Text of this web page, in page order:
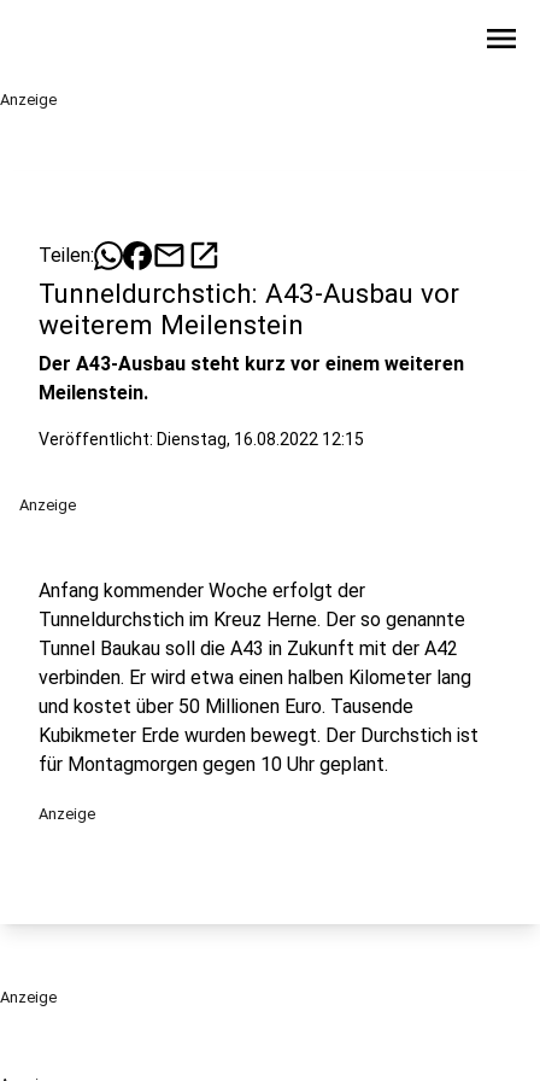
menu
Anzeige
Teilen: mailopen_in_new
Tunneldurchstich: A43-Ausbau vor
weiterem Meilenstein
Der A43-Ausbau steht kurz vor einem weiteren
Meilenstein.
Veröffentlicht: Dienstag, 16.08.2022 12:15
Anzeige
Anfang kommender Woche erfolgt der
Tunneldurchstich im Kreuz Herne. Der so genannte
Tunnel Baukau soll die A43 in Zukunft mit der A42
verbinden. Er wird etwa einen halben Kilometer lang
und kostet über 50 Millionen Euro. Tausende
Kubikmeter Erde wurden bewegt. Der Durchstich ist
für Montagmorgen gegen 10 Uhr geplant.
Anzeige
Anzeige